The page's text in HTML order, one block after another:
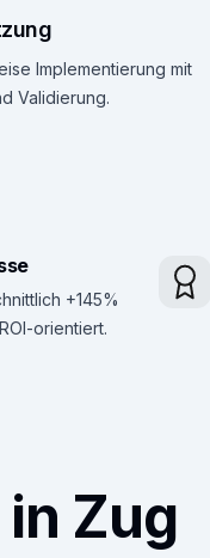
Implementierung mit
Validierung.
+145%
orientiert.
Zug